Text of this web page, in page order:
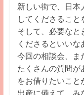
新しい街で、日本
してくださるこ と
そして、必要なと
くださるといいな
今回の相談会、ま
たくさんの質問
をお借りたいこ と